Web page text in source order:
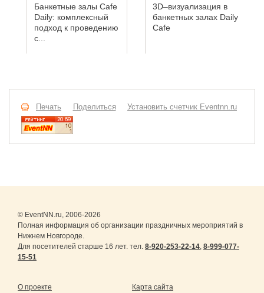
Банкетные залы Сafe
Daily: комплексный
подход к проведению
с...
3D–визуализация в
банкетных залах Daily
Cafe
Печать Поделиться Установить счетчик Eventnn.ru
© EventNN.ru, 2006-2026
Полная информация об организации праздничных мероприятий в
Нижнем Новгороде.
Для посетителей старше 16 лет. тел. 8-920-253-22-14, 8-999-077-
15-51
О проекте Карта сайта